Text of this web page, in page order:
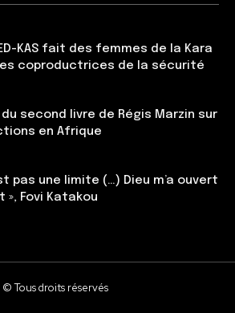
KAS fait des femmes de la Kara
coproductrices de la sécurité
second livre de Régis Marzin sur
en Afrique
pas une limite (…) Dieu m’a ouvert
», Fovi Katakou
© Tous droits réservés